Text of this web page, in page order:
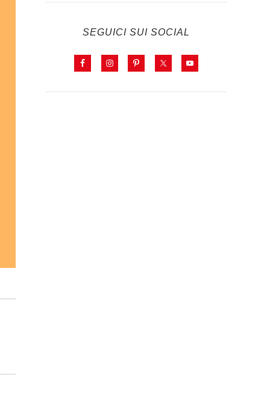
SEGUICI SUI SOCIAL